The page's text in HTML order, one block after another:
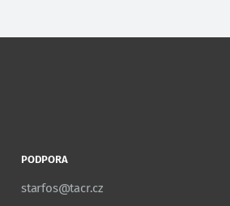
PODPORA
starfos@tacr.cz